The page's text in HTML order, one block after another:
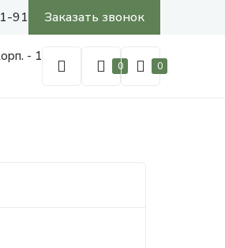
91 Заказать звонок
- 1
0 0